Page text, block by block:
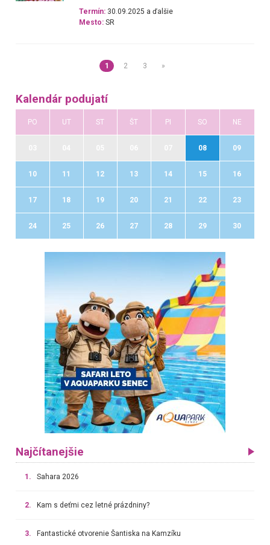
Termín: 30.09.2025 a ďalšie
Mesto: SR
1 2 3 »
Kalendár podujatí
PO UT ST ŠT PI SO NE
08 09
10 11 12 13 14 15 16
17 18 19 20 21 22 23
24 25 26 27 28 29 30
Najčítanejšie
1. Sahara 2026
2. Kam s deťmi cez letné prázdniny?
3. Fantastické otvorenie Šantiska na Kamzíku